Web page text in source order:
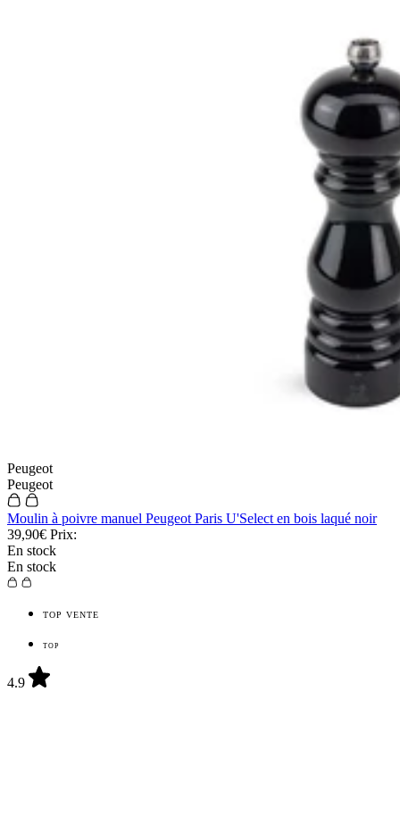
Peugeot
Peugeot
Moulin à poivre manuel Peugeot Paris U'Select en bois laqué noir
39,90€ Prix:
En stock
En stock
TOP VENTE
TOP
4.9